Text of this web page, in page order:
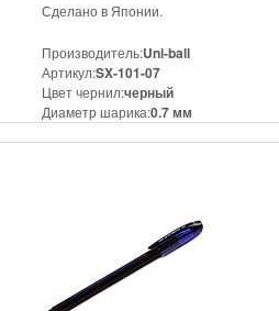
Сделано в Японии.
Производитель:Uni-ball
Артикул:SX-101-07
Цвет чернил:черный
Диаметр шарика:0.7 мм